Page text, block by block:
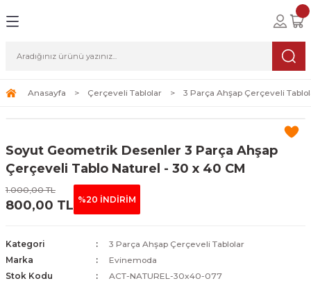
Tablolar
Tablolar
Sanat
Anasayfa Çerçeveli Tablolar 3 Parça Ahşap Çerçeveli
Soyut Geometrik Desenler 3 Parça Ahşap
Çerçeveli Tablo Naturel - 30 x 40 CM
1.000,00 TL
800,00 TL %20 İNDİRİM
Kategori
3 Parça Ahşap Çerçeveli Tablolar
Marka
Evinemoda
Stok Kodu
ACT-NATUREL-30x40-077